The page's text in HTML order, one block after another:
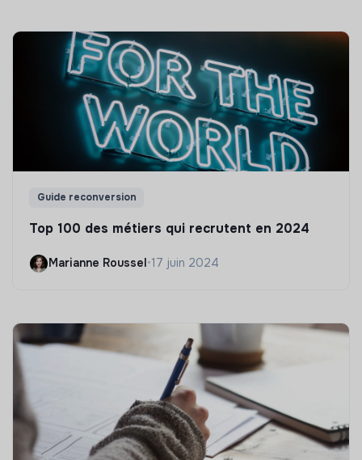
Guide reconversion
Top 100 des métiers qui recrutent en 2024
Marianne Roussel•17 juin 2024